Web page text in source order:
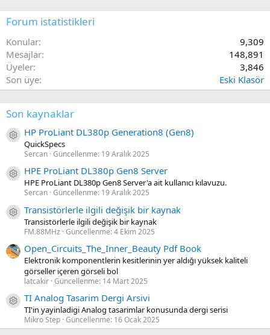
Forum istatistikleri
Konular
9,309
Mesajlar
148,891
Üyeler
3,846
Son üye
Eski Klasör
Son kaynaklar
Kaynak ikon/amblem
HP ProLiant DL380p Generation8 (Gen8)
QuickSpecs
Sercan Güncellenme: 19 Aralık 2025
Kaynak ikon/amblem
HPE ProLiant DL380p Gen8 Server
HPE ProLiant DL380p Gen8 Server'a ait kullanıcı kılavuzu.
Sercan Güncellenme: 19 Aralık 2025
Kaynak ikon/amblem
Transistörlerle ilgili değişik bir kaynak
Transistörlerle ilgili değişik bir kaynak
FM.88MHz Güncellenme:4 Ekim 2025
Open_Circuits_The_Inner_Beauty Pdf Book
Elektronik komponentlerin kesitlerinin yer aldığı yüksek kaliteli
görseller içeren görseli bol
latcakir Güncellenme: 14 Mart 2025
Kaynak ikon/amblem
TI Analog Tasarim Dergi Arsivi
TI'in yayinladigi Analog tasarimlar konusunda dergi serisi
Mikro Step Güncellenme: 16 Ocak 2025